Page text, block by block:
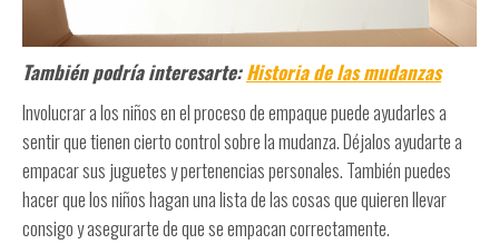
También podría interesarte:Historia de las mudanzas
Involucrar a los niños en el proceso de empaque puede ayudarles a
sentir que tienen cierto control sobre la mudanza. Déjalos ayudarte a
empacar sus juguetes y pertenencias personales. También puedes
hacer que los niños hagan una lista de las cosas que quieren llevar
consigo y asegurarte de que se empacan correctamente.